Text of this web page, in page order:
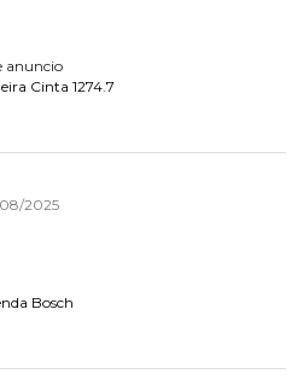
anuncio
Cinta 1274.7
2025
Bosch